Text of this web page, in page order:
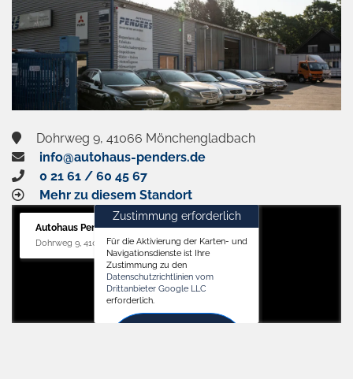
Dohrweg 9, 41066 Mönchengladbach
info@autohaus-penders.de
0 21 61 / 60 45 67
Mehr zu diesem Standort
Autohaus Penders (Service)
Dohrweg 9, 41066 Mönchengladbach
Zustimmung erforderlich
Für die Aktivierung der Karten- und
Navigationsdienste ist Ihre
Zustimmung zu den
Datenschutzrichtlinien vom
Drittanbieter Google LLC
erforderlich.